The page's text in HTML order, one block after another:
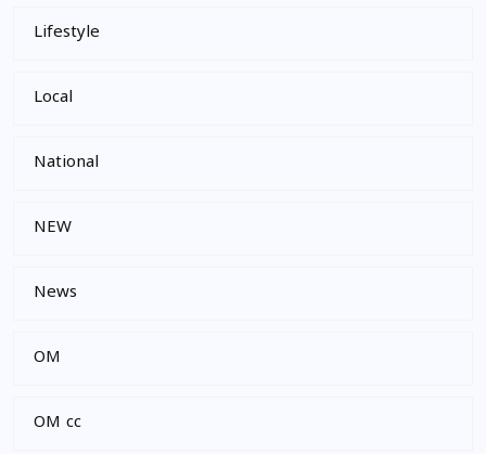
Lifestyle
Local
National
NEW
News
OM
OM cc